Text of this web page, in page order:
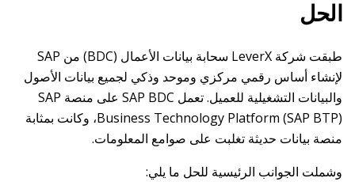
الحل
طبقت شركة LeverX سحابة بيانات الأعمال (BDC) من SAP
لإنشاء أساس رقمي مركزي وموحد وذكي لجميع بيانات الأصول
والبيانات التشغيلية للعميل. تعمل SAP BDC على منصة SAP
Business Technology Platform (SAP BTP)، وكانت بمثابة
منصة بيانات حديثة تغلبت على صوامع المعلومات.
وشملت الجوانب الرئيسية للحل ما يلي: